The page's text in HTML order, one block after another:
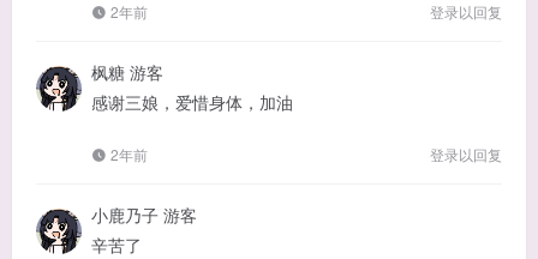
2年前 登录以回复
枫糖 游客
感谢三娘，爱惜身体，加油
2年前 登录以回复
小鹿乃子 游客
辛苦了